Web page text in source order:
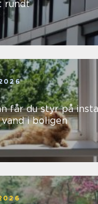
rundt
får du styr på
i boligen